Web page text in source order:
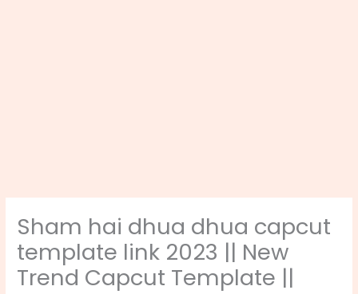
Sham hai dhua dhua capcut
template link 2023 || New
Trend Capcut Template ||